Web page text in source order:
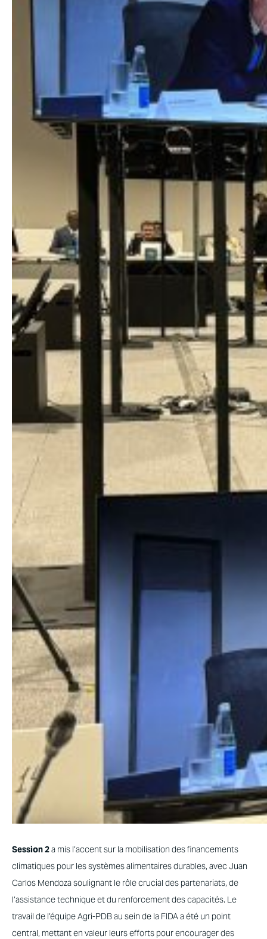
Session 2a mis l’accent sur la mobilisation des financements
climatiques pour les systèmes alimentaires durables, avec Juan
Carlos Mendoza soulignant le rôle crucial des partenariats, de
l’assistance technique et du renforcement des capacités. Le
travail de l’équipe Agri-PDB au sein de la FIDA a été un point
central, mettant en valeur leurs efforts pour encourager des